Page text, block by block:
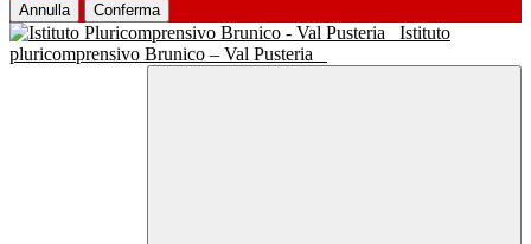
Annulla Conferma
Istituto
pluricomprensivo Brunico – Val Pusteria